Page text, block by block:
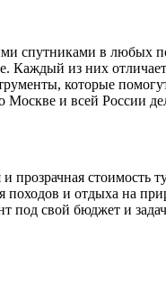
спутниками в любых
Каждый из них
которые
Москве и всей России
стоимость
и отдыха на
свой бюджет и